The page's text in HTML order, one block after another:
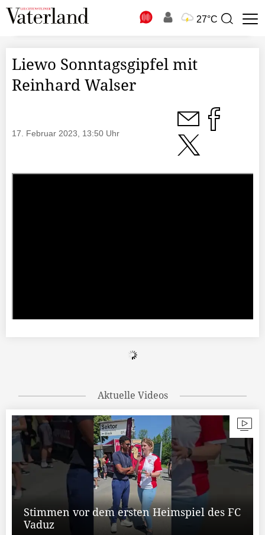
27°C
Suchbegriff
Liewo Sonntagsgipfel mit
Reinhard Walser
17. Februar 2023, 13:50 Uhr
Aktuelle Videos
Stimmen vor dem ersten Heimspiel des FC
Vaduz